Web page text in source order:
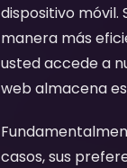
dispositivo móvil.
manera más
usted accede a
web almacena
casos, sus